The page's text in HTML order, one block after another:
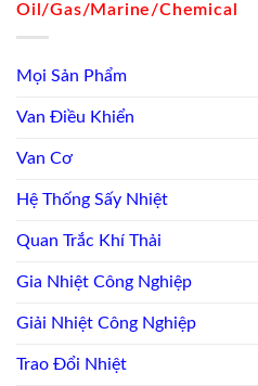
Oil/Gas/Marine/Chemical
Mọi Sản Phẩm
Van Điều Khiển
Van Cơ
Hệ Thống Sấy Nhiệt
Quan Trắc Khí Thải
Gia Nhiệt Công Nghiệp
Giải Nhiệt Công Nghiệp
Trao Đổi Nhiệt